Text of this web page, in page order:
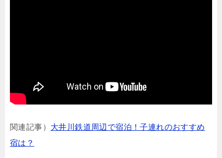
関連記事） 大井川鉄道周辺で宿泊！子連れのおすすめ
宿は？